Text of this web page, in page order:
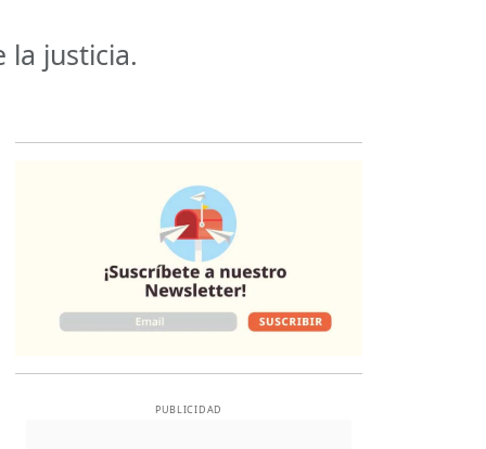
la justicia.
PUBLICIDAD